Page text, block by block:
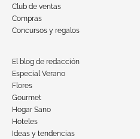
Club de ventas
Compras
Concursos y regalos
El blog de redacción
Especial Verano
Flores
Gourmet
Hogar Sano
Hoteles
Ideas y tendencias